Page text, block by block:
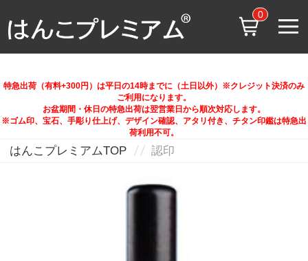
0
特急出荷（有料+300円）は平日の14時までに（土日以外）※クレジット決済のみ
ご利用になります。
お盆期間・休日の特急出荷は翌営業日から順次対応します。
※ゴム印、宝石、手彫り仕上げ、デザイン確認、アタリ付き、チタン印鑑は特急出
荷利用不可。
はんこプレミアムTOP 認印